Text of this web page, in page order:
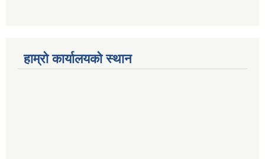
हाम्राे कार्यालयकाे स्थान